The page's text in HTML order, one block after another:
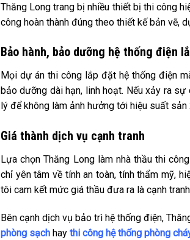
Thăng Long trang bị nhiều thiết bị thi công
công hoàn thành đúng theo thiết kế bản vẽ,
Bảo hành, bảo dưỡng hệ thống điện
Mọi dự án thi công lắp đặt hệ thống điện
bảo dưỡng dài hạn, linh hoạt. Nếu xảy ra
lý để không làm ảnh hưởng tới hiệu suất sản
Giá thành dịch vụ cạnh tranh
Lựa chọn Thăng Long làm nhà thầu thi
chỉ yên tâm về tính an toàn, tính thẩm mỹ,
tôi cam kết mức giá thầu đưa ra là cạnh
Bên cạnh dịch vụ bảo trì hệ thống điện,
phòng sạch hay thi công hệ thống phòng